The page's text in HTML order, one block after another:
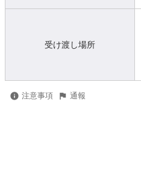
受け渡し場所
注意事項 通報